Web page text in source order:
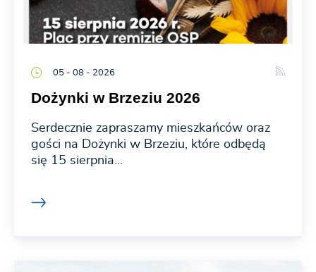
05 - 08 - 2026
Dożynki w Brzeziu 2026
Serdecznie zapraszamy mieszkańców oraz
gości na Dożynki w Brzeziu, które odbędą
się 15 sierpnia...